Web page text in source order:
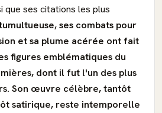
que ses citations les plus
ses combats pour
et sa plume acérée ont fait
figures emblématiques du
dont il fut l'un des plus
Son œuvre célèbre, tantôt
satirique, reste intemporelle